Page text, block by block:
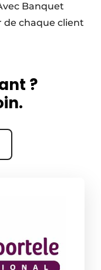
Banquet
de chaque client
?